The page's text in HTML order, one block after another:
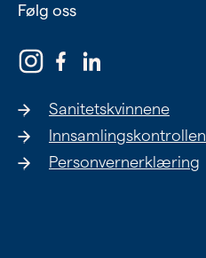
Følg oss
Sanitetskvinnene
Innsamlingskontrollen
Personvernerklæring